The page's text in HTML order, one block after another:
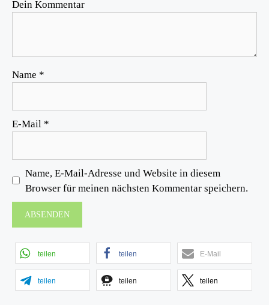
Dein Kommentar
Name *
E-Mail *
Name, E-Mail-Adresse und Website in diesem
Browser für meinen nächsten Kommentar speichern.
teilen teilen E-Mail
teilen teilen teilen